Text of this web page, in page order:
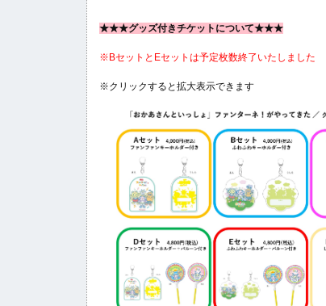
★★★グッズ付きチケットについて★★★
※BセットとEセットは予定枚数終了いたしました
※クリックすると拡大表示できます